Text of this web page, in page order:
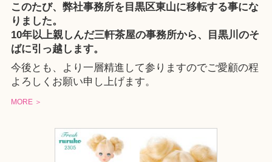
このたび、弊社事務所を目黒区東山に移転する事にな
りました。
10年以上親しんだ三軒茶屋の事務所から、目黒川のそ
ばに引っ越します。
今後とも、より一層精進して参りますのでご愛顧の程
よろしくお願い申し上げます。
MORE ＞